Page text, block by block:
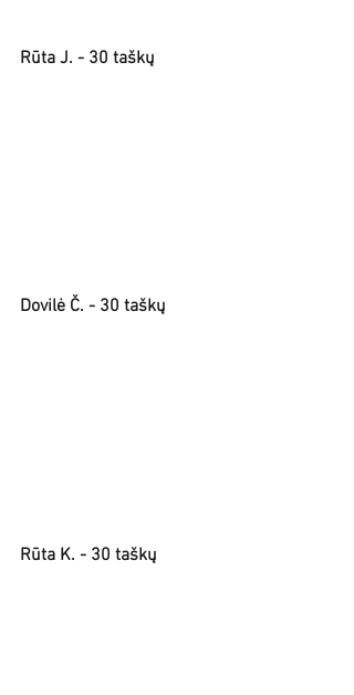
Rūta J. - 30 taškų
Dovilė Č. - 30 taškų
Rūta K. - 30 taškų